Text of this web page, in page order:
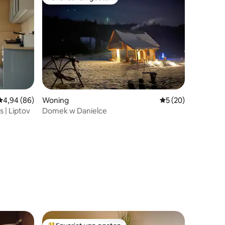
beoordeling van 4,94 op 5, 86 recensies
4,94 (86)
| Liptov
Woning Gemiddelde
5 (20)
Domek w Danielce